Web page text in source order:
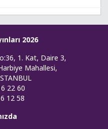
2026
1. Kat, Daire 3,
Mahallesi,
22 60
12 58